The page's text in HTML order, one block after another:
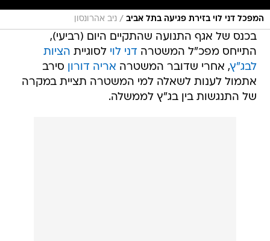
המפכל דני לוי בזירת פגיעה בתל אביב / ניב אהרונסון
בכנס של אגף התנועה שהתקיים היום (רביעי),
התייחס מפכ"ל המשטרה דני לוי לסוגיית הציות
לבג"ץ, אחרי שדובר המשטרה אריה דורון סירב
אתמול לענות לשאלה למי המשטרה תציית במקרה
של התנגשות בין בג"ץ לממשלה.